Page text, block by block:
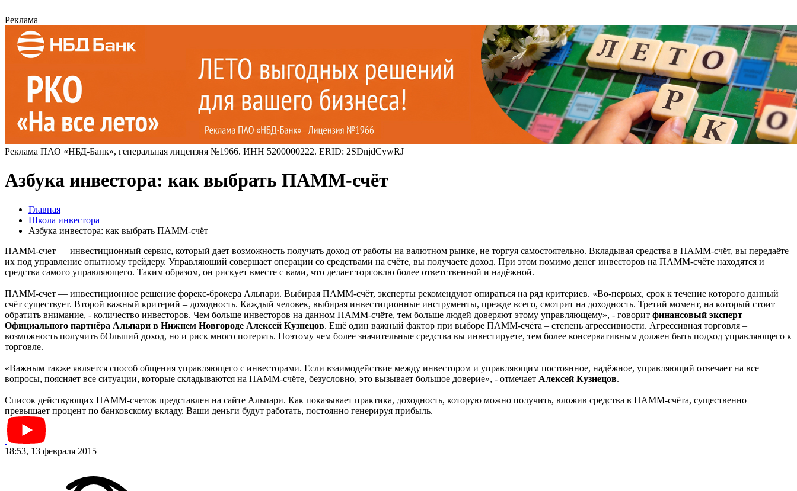
Реклама
Реклама ПАО «НБД-Банк», генеральная лицензия №1966. ИНН 5200000222. ERID: 2SDnjdCywRJ
Азбука инвестора: как выбрать ПАММ-счёт
Главная
Школа инвестора
Азбука инвестора: как выбрать ПАММ-счёт
ПАММ-счет — инвестиционный сервис, который дает возможность получать доход от работы на валютном рынке, не торгуя самостоятельно. Вкладывая средства в ПАММ-счёт, вы передаёте
их под управление опытному трейдеру. Управляющий совершает операции со средствами на счёте, вы получаете доход. При этом помимо денег инвесторов на ПАММ-счёте находятся и
средства самого управляющего. Таким образом, он рискует вместе с вами, что делает торговлю более ответственной и надёжной.
ПАММ-счет — инвестиционное решение форекс-брокера Альпари. Выбирая ПАММ-счёт, эксперты рекомендуют опираться на ряд критериев. «Во-первых, срок к течение которого данный
счёт существует. Второй важный критерий – доходность. Каждый человек, выбирая инвестиционные инструменты, прежде всего, смотрит на доходность. Третий момент, на который стоит
обратить внимание, - количество инвесторов. Чем больше инвесторов на данном ПАММ-счёте, тем больше людей доверяют этому управляющему», - говорит финансовый эксперт
Официального партнёра Альпари в Нижнем Новгороде Алексей Кузнецов. Ещё один важный фактор при выборе ПАММ-счёта – степень агрессивности. Агрессивная торговля –
возможность получить бОльший доход, но и риск много потерять. Поэтому чем более значительные средства вы инвестируете, тем более консервативным должен быть подход управляющего к
торговле.
«Важным также является способ общения управляющего с инвесторами. Если взаимодействие между инвестором и управляющим постоянное, надёжное, управляющий отвечает на все
вопросы, поясняет все ситуации, которые складываются на ПАММ-счёте, безусловно, это вызывает большое доверие», - отмечает Алексей Кузнецов.
Список действующих ПАММ-счетов представлен на сайте Альпари. Как показывает практика, доходность, которую можно получить, вложив средства в ПАММ-счёта, существенно
превышает процент по банковскому вкладу. Ваши деньги будут работать, постоянно генерируя прибыль.
18:53, 13 февраля 2015